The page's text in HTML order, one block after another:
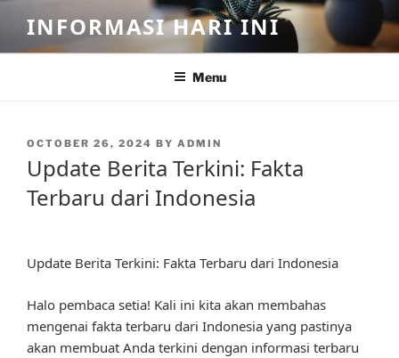
content
INFORMASI HARI INI
Menu
POSTED
OCTOBER 26, 2024 BY ADMIN
Update Berita Terkini: Fakta
Terbaru dari Indonesia
Update Berita Terkini: Fakta Terbaru dari Indonesia
Halo pembaca setia! Kali ini kita akan membahas
mengenai fakta terbaru dari Indonesia yang pastinya
akan membuat Anda terkini dengan informasi terbaru